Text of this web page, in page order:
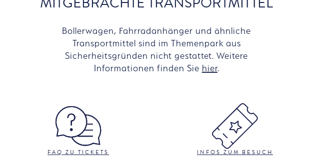
Bollerwagen, Fahrradanhänger und ähnliche
Transportmittel sind im Themenpark aus
Sicherheitsgründen nicht gestattet. Weitere
Informationen finden Sie hier.
FAQ ZU TICKETS INFOS ZUM BESUCH